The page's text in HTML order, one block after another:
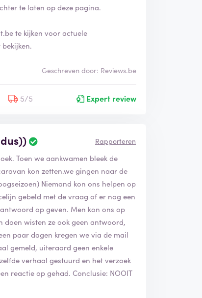
te laten op deze pagina.
te kijken voor actuele
Geschreven door: Reviews.be
5/5 Expert review
Rapporteren
Toen we aankwamen bleek de
kon zetten.we gingen naar de
Niemand kon ons helpen op
gebeld met de vraag of er nog een
op geven. Men kon ons op
doen wisten ze ook geen antwoord,
paar dagen kregen we via de mail
gemeld, uiteraard geen enkele
verhaal gestuurd en het verzoek
reactie op gehad. Conclusie: NOOIT